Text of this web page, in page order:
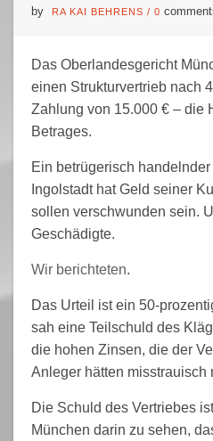
by
RA KAI BEHRENS / 0
Das Oberlandesgericht
einen Strukturvertrieb nach
Zahlung von 15.000 € – die
Betrages.
Ein betrügerisch
Ingolstadt hat Geld seiner
sollen verschwunden sein.
Geschädigte.
Wir berichteten.
Das Urteil ist ein 50-
sah eine Teilschuld des
die hohen Zinsen, die der
Anleger hätten misstrauisch
Die Schuld des Vertriebes
München darin zu sehen,